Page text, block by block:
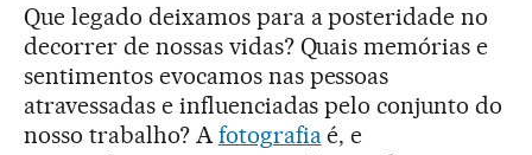
Que legado deixamos para a posteridade no
decorrer de nossas vidas? Quais memórias e
sentimentos evocamos nas pessoas
atravessadas e influenciadas pelo conjunto do
nosso trabalho? A fotografiaé, e